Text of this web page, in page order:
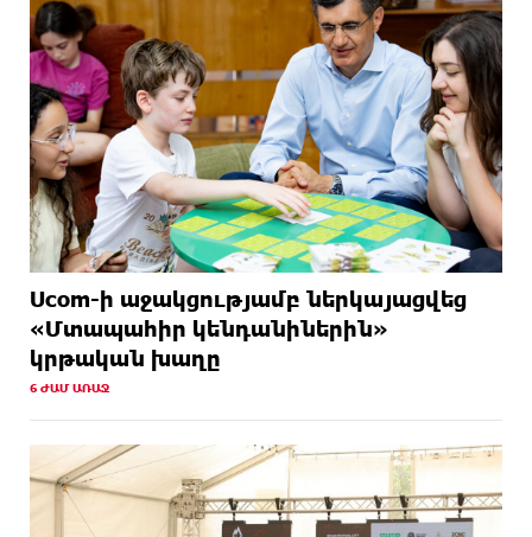
Ucom-ի աջակցությամբ ներկայացվեց
«Մտապահիր կենդանիներին»
կրթական խաղը
6 ԺԱՄ ԱՌԱՋ